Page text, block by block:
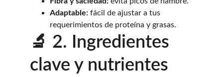
Adaptable: fácil de ajustar a tus
requerimientos de proteína y grasas.
🔬 2. Ingredientes
clave y nutrientes